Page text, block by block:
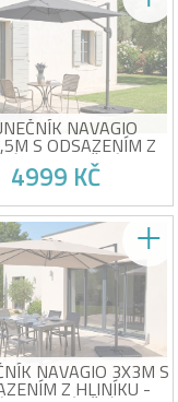
NAVAGIO
S ODSAZENÍM Z
- OTOČNÝ A
O 360° - ŠEDÝ
4999 KČ
konzolový
2,5 x 2,5 m
o 360° pro snadné
stínění
kryt součástí balení
vlastního úspěchu!
NAVAGIO 3X3M S
Z HLINÍKU -